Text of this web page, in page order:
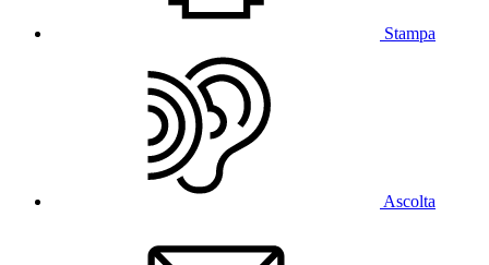
Stampa
Ascolta